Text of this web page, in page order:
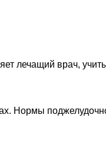
лечащий врач,
Нормы